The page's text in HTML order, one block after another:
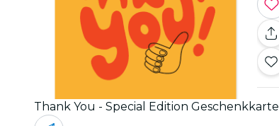
Thank You - Special Edition Geschenkkarte